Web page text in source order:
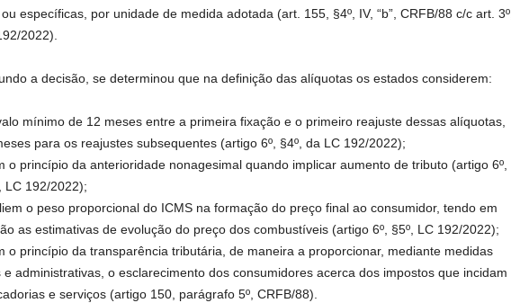
ou específicas, por unidade de medida adotada (art. 155, §4º, IV, “b”, CRFB/88 c/c art. 3º,
2022).
a decisão, se determinou que na definição das alíquotas os estados considerem:
mínimo de 12 meses entre a primeira fixação e o primeiro reajuste dessas alíquotas,
para os reajustes subsequentes (artigo 6º, §4º, da LC 192/2022);
o princípio da anterioridade nonagesimal quando implicar aumento de tributo (artigo 6º,
LC 192/2022);
o peso proporcional do ICMS na formação do preço final ao consumidor, tendo em
as estimativas de evolução do preço dos combustíveis (artigo 6º, §5º, LC 192/2022);
o princípio da transparência tributária, de maneira a proporcionar, mediante medidas
e administrativas, o esclarecimento dos consumidores acerca dos impostos que incidam
e serviços (artigo 150, parágrafo 5º, CRFB/88).